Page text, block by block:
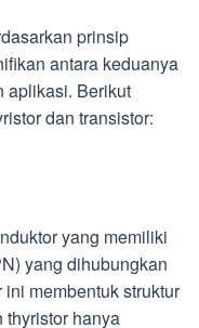
prinsip
antara keduanya
aplikasi. Berikut
dan transistor:
yang memiliki
yang dihubungkan
membentuk struktur
hanya